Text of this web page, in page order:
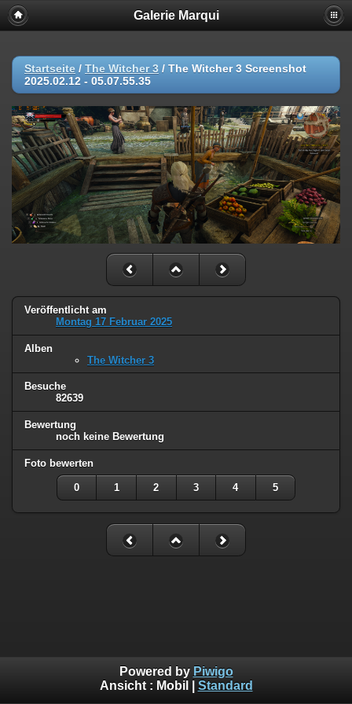
Galerie Marqui
Startseite / The Witcher 3 / The Witcher 3 Screenshot
2025.02.12 - 05.07.55.35
Veröffentlicht am
Montag 17 Februar 2025
Alben
The Witcher 3
Besuche
82639
Bewertung
noch keine Bewertung
Foto bewerten
0 1 2 3 4 5
Powered by Piwigo
Ansicht : Mobil Standard